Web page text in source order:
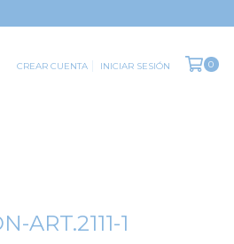
CREAR CUENTA INICIAR SESIÓN 0
ART.2111-1